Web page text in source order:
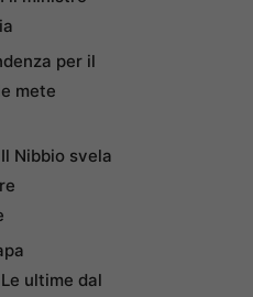
per il
mete
Nibbio svela
ultime dal